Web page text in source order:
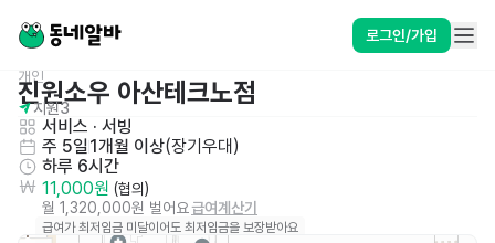
로그인/가입
개인
진원소우 아산테크노점
지원3
서비스 · 서빙
주 5일1개월 이상(장기우대 )
하루 6시간
11,000원 (협의)
월 1,320,000원 벌어요급여계산기
급여가 최저임금 미달이어도 최저임금을 보장받아요